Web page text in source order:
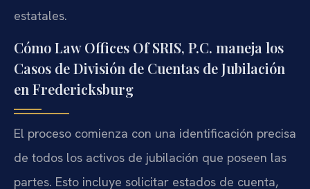
estatales.
Cómo Law Offices Of SRIS, P.C. maneja los
Casos de División de Cuentas de Jubilación
en Fredericksburg
El proceso comienza con una identificación precisa
de todos los activos de jubilación que poseen las
partes. Esto incluye solicitar estados de cuenta,